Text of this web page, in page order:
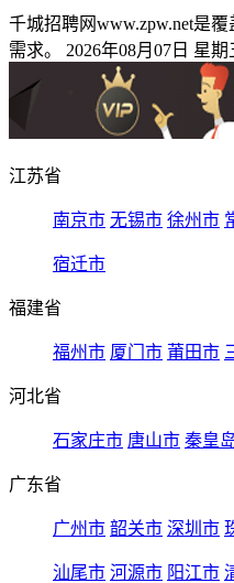
千城招聘网www.zpw.net是
需求。 2026年08月07日 星期
江苏省
南京市 无锡市 徐州市
宿迁市
福建省
福州市 厦门市 莆田市
河北省
石家庄市 唐山市 秦皇
广东省
广州市 韶关市 深圳市
汕尾市 河源市 阳江市